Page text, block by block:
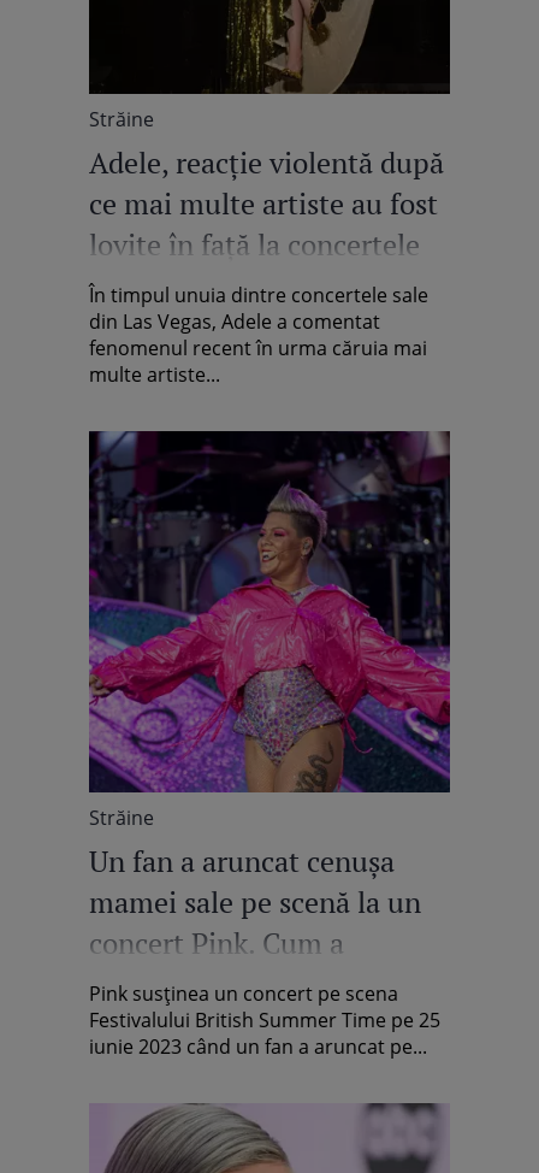
Străine
Adele, reacție violentă după
ce mai multe artiste au fost
lovite în față la concertele
lor: „Vă provoc”
În timpul unuia dintre concertele sale
din Las Vegas, Adele a comentat
fenomenul recent în urma căruia mai
multe artiste...
Străine
Un fan a aruncat cenușa
mamei sale pe scenă la un
concert Pink. Cum a
reacționat artista / Video
Pink susținea un concert pe scena
Festivalului British Summer Time pe 25
iunie 2023 când un fan a aruncat pe...